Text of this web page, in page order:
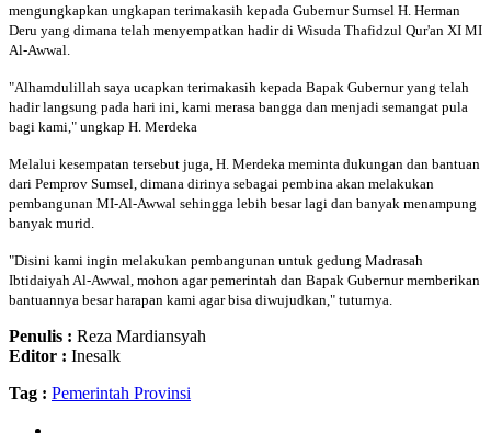
mengungkapkan ungkapan terimakasih kepada Gubernur Sumsel H. Herman
Deru yang dimana telah menyempatkan hadir di Wisuda Thafidzul Qur'an XI MI
Al-Awwal.
"Alhamdulillah saya ucapkan terimakasih kepada Bapak Gubernur yang telah
hadir langsung pada hari ini, kami merasa bangga dan menjadi semangat pula
bagi kami," ungkap H. Merdeka
Melalui kesempatan tersebut juga, H. Merdeka meminta dukungan dan bantuan
dari Pemprov Sumsel, dimana dirinya sebagai pembina akan melakukan
pembangunan MI-Al-Awwal sehingga lebih besar lagi dan banyak menampung
banyak murid.
"Disini kami ingin melakukan pembangunan untuk gedung Madrasah
Ibtidaiyah Al-Awwal, mohon agar pemerintah dan Bapak Gubernur memberikan
bantuannya besar harapan kami agar bisa diwujudkan," tuturnya.
Penulis : Reza Mardiansyah
Editor : Inesalk
Tag : Pemerintah Provinsi